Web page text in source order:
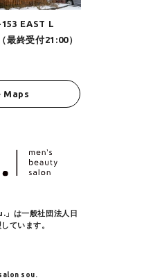
EAST L
最終受付21:00）
Maps
」は一般社団法人日
ています。
sou.